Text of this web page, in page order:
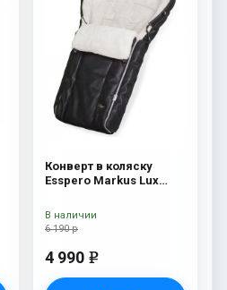
Конверт в коляску
Esspero Markus Lux
овечья шерсть) Black
6 190 р
4 990 e
В наличии